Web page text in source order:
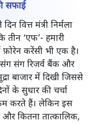
सफाई
वित्त मंत्री निर्मला
‘एफ’- हमारी
करेंसी भी एक है।
संग संग रिजर्व बैंक और
बाजार में दिखी जिससे
के सुधार की चर्चा
करते हैं। लेकिन इस
कितना तात्कालिक,